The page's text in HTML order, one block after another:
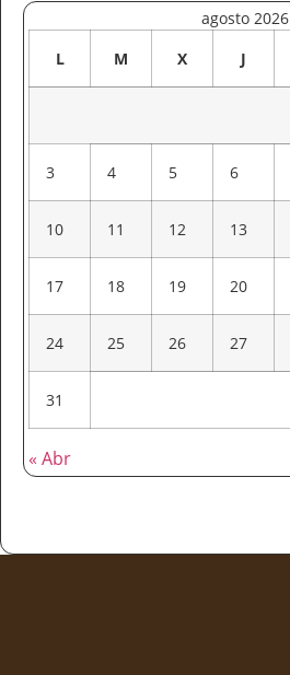
agosto 2026
L
M X J
3 4 5 6
10 11 12 13
17 18 19 20
24 25 26 27
31
« Abr